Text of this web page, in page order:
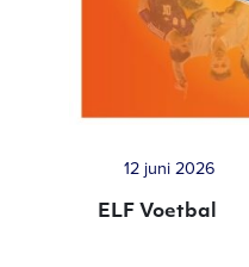
12 juni 2026
ELF Voetbal